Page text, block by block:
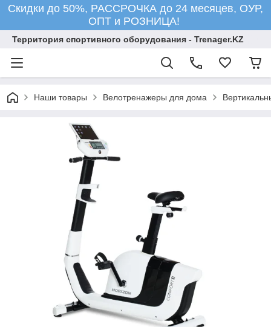
Скидки до 50%, РАССРОЧКА до 24 месяцев, ОУР,
ОПТ и РОЗНИЦА!
Территория спортивного оборудования - Trenager.KZ
Наши товары Велотренажеры для дома